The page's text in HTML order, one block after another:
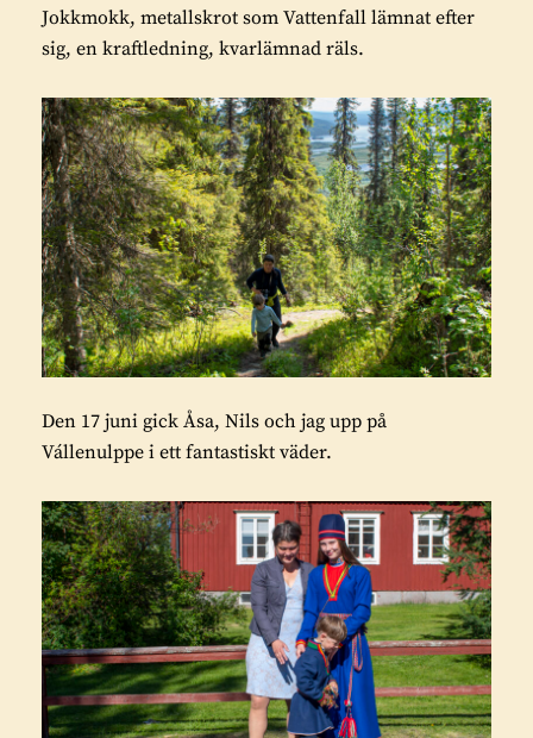
Jokkmokk, metallskrot som Vattenfall lämnat efter
sig, en kraftledning, kvarlämnad räls.
Den 17 juni gick Åsa, Nils och jag upp på
Vállenulppe i ett fantastiskt väder.